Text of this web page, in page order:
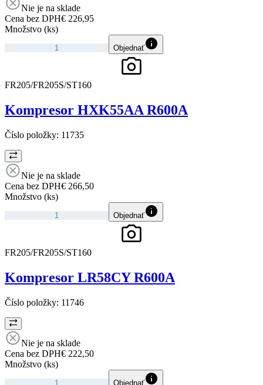
Nie je na sklade
Cena bez DPH€ 226,95
Množstvo (ks)
Objednať
FR205/FR205S/ST160
Kompresor HXK55AA R600A
Číslo položky: 11735
Nie je na sklade
Cena bez DPH€ 266,50
Množstvo (ks)
Objednať
FR205/FR205S/ST160
Kompresor LR58CY R600A
Číslo položky: 11746
Nie je na sklade
Cena bez DPH€ 222,50
Množstvo (ks)
Objednať